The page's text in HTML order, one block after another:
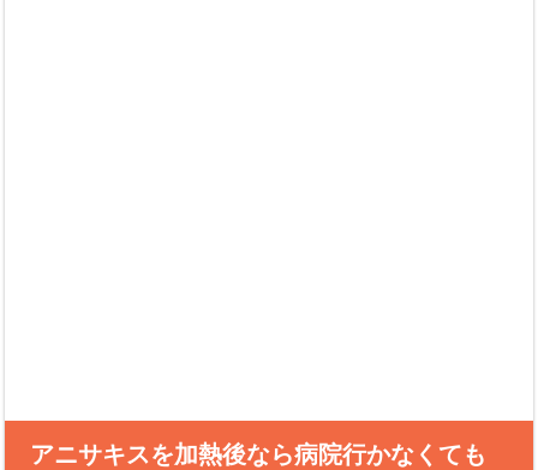
アニサキスを加熱後なら病院行かなくても